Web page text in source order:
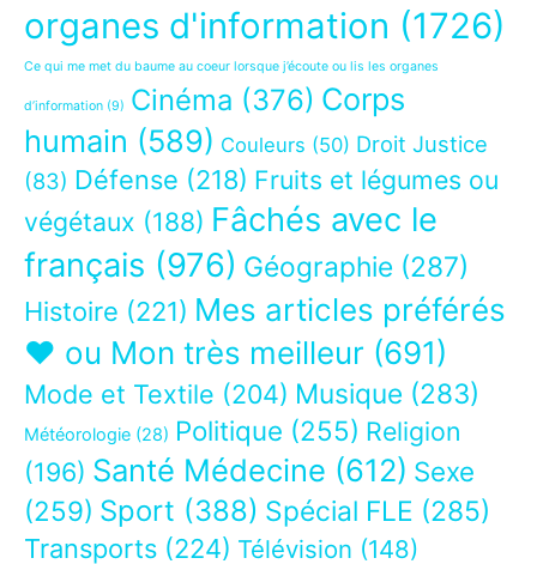
organes d'information (1726)
Ce qui me met du baume au coeur lorsque j’écoute ou lis les organes
d’information (9) Cinéma (376) Corps
humain (589) Couleurs (50) Droit Justice
(83) Défense (218) Fruits et légumes ou
végétaux (188) Fâchés avec le
français (976) Géographie (287)
Histoire (221) Mes articles préférés
❤ ou Mon très meilleur (691)
Mode et Textile (204) Musique (283)
Météorologie (28) Politique (255) Religion
(196) Santé Médecine (612) Sexe
(259) Sport (388) Spécial FLE (285)
Transports (224) Télévision (148)